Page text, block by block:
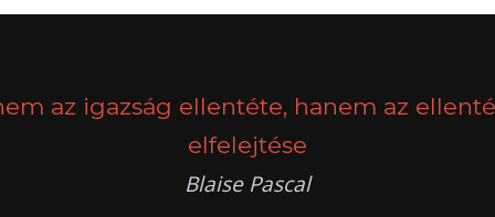
az igazság ellentéte, hanem az
elfelejtése
Blaise Pascal